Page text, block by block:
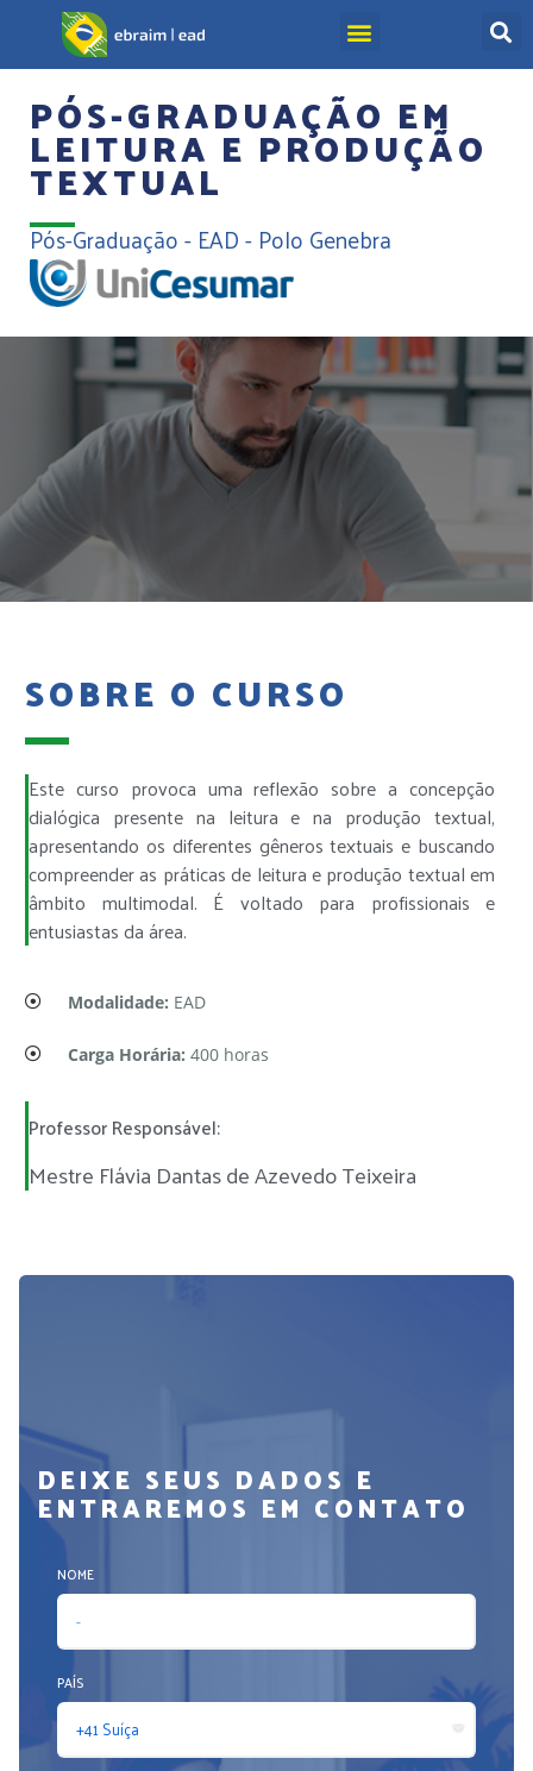
PÓS-GRADUAÇÃO EM
LEITURA E PRODUÇÃO
TEXTUAL
Pós-Graduação - EAD - Polo Genebra
SOBRE O CURSO
Este curso provoca uma reflexão sobre a concepção
dialógica presente na leitura e na produção textual,
apresentando os diferentes gêneros textuais e buscando
compreender as práticas de leitura e produção textual em
âmbito multimodal. É voltado para profissionais e
entusiastas da área.
Modalidade: EAD
Carga Horária: 400 horas
Professor Responsável:
Mestre Flávia Dantas de Azevedo Teixeira
DEIXE SEUS DADOS E
ENTRAREMOS EM CONTATO
NOME
PAÍS